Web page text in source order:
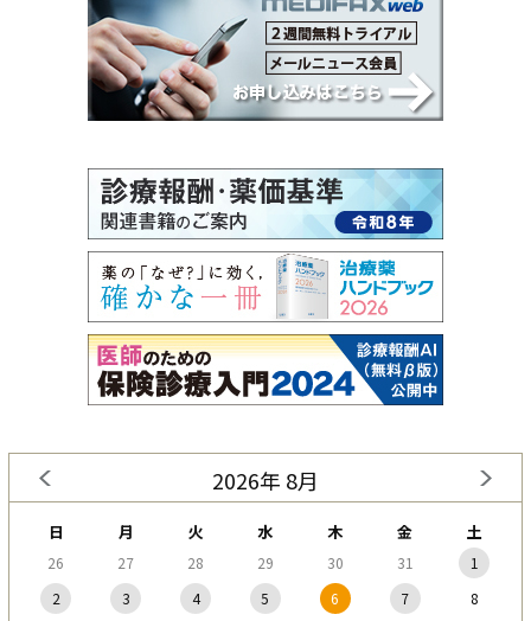
2026年 8月
日 月 火 水 木 金 土
26 27 28 29 30 31
1
2
3 4 5 6 7
8